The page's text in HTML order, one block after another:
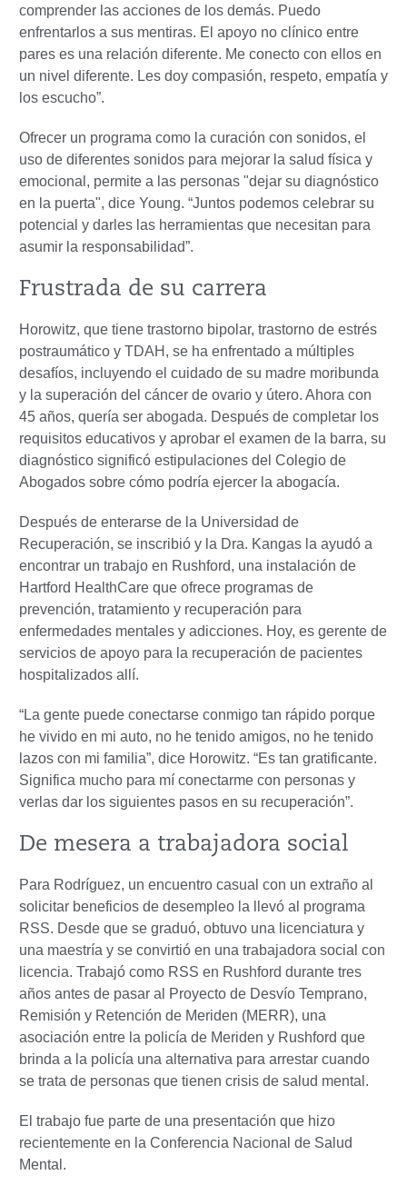
comprender las acciones de los demás. Puedo
enfrentarlos a sus mentiras. El apoyo no clínico entre
pares es una relación diferente. Me conecto con ellos en
un nivel diferente. Les doy compasión, respeto, empatía y
los escucho”.
Ofrecer un programa como la curación con sonidos, el
uso de diferentes sonidos para mejorar la salud física y
emocional, permite a las personas "dejar su diagnóstico
en la puerta", dice Young. “Juntos podemos celebrar su
potencial y darles las herramientas que necesitan para
asumir la responsabilidad”.
Frustrada de su carrera
Horowitz, que tiene trastorno bipolar, trastorno de estrés
postraumático y TDAH, se ha enfrentado a múltiples
desafíos, incluyendo el cuidado de su madre moribunda
y la superación del cáncer de ovario y útero. Ahora con
45 años, quería ser abogada. Después de completar los
requisitos educativos y aprobar el examen de la barra, su
diagnóstico significó estipulaciones del Colegio de
Abogados sobre cómo podría ejercer la abogacía.
Después de enterarse de la Universidad de
Recuperación, se inscribió y la Dra. Kangas la ayudó a
encontrar un trabajo en Rushford, una instalación de
Hartford HealthCare que ofrece programas de
prevención, tratamiento y recuperación para
enfermedades mentales y adicciones. Hoy, es gerente de
servicios de apoyo para la recuperación de pacientes
hospitalizados allí.
“La gente puede conectarse conmigo tan rápido porque
he vivido en mi auto, no he tenido amigos, no he tenido
lazos con mi familia”, dice Horowitz. “Es tan gratificante.
Significa mucho para mí conectarme con personas y
verlas dar los siguientes pasos en su recuperación”.
De mesera a trabajadora social
Para Rodríguez, un encuentro casual con un extraño al
solicitar beneficios de desempleo la llevó al programa
RSS. Desde que se graduó, obtuvo una licenciatura y
una maestría y se convirtió en una trabajadora social con
licencia. Trabajó como RSS en Rushford durante tres
años antes de pasar al Proyecto de Desvío Temprano,
Remisión y Retención de Meriden (MERR), una
asociación entre la policía de Meriden y Rushford que
brinda a la policía una alternativa para arrestar cuando
se trata de personas que tienen crisis de salud mental.
El trabajo fue parte de una presentación que hizo
recientemente en la Conferencia Nacional de Salud
Mental.